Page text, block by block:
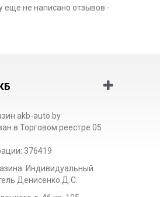
еще не написано отзывов -
akb-auto.by
в Торговом реестре 05
376419
Индивидуальный
Денисенко Д.С.